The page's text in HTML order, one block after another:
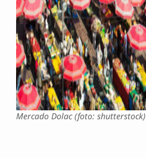
Mercado Dolac (foto: shutterstock)